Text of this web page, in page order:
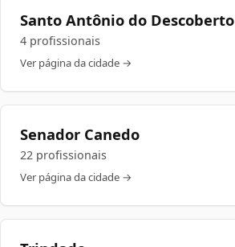
Santo Antônio do Descoberto
4 profissionais
Ver página da cidade →
Senador Canedo
22 profissionais
Ver página da cidade →